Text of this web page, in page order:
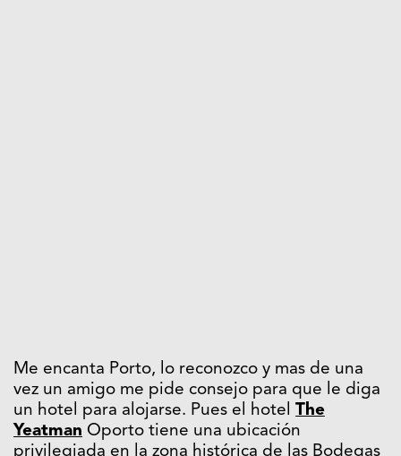
Me encanta Porto, lo reconozco y mas de una
vez un amigo me pide consejo para que le diga
un hotel para alojarse. Pues el hotel The
Yeatman Oporto tiene una ubicación
privilegiada en la zona histórica de las Bodegas